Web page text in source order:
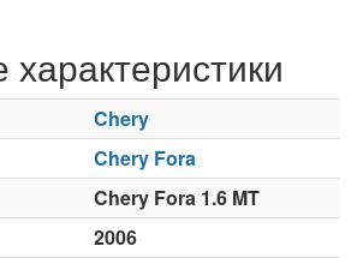
Chery
Chery Fora
Chery Fora 1.6 MT
2006